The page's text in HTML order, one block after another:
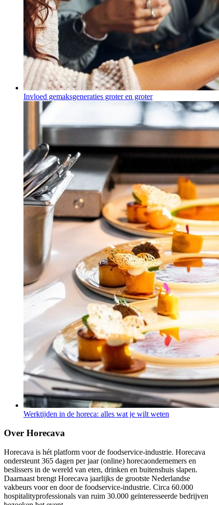
Invloed gemaksgeneraties groter en groter
Werktijden in de horeca: alles wat je wilt weten
Over Horecava
Horecava is hét platform voor de foodservice-industrie. Horecava
ondersteunt 365 dagen per jaar (online) horecaondernemers en
beslissers in de wereld van eten, drinken en buitenshuis slapen.
Daarnaast brengt Horecava jaarlijks de grootste Nederlandse
vakbeurs voor en door de foodservice-industrie. Circa 60.000
hospitalityprofessionals van ruim 30.000 geïnteresseerde bedrijven